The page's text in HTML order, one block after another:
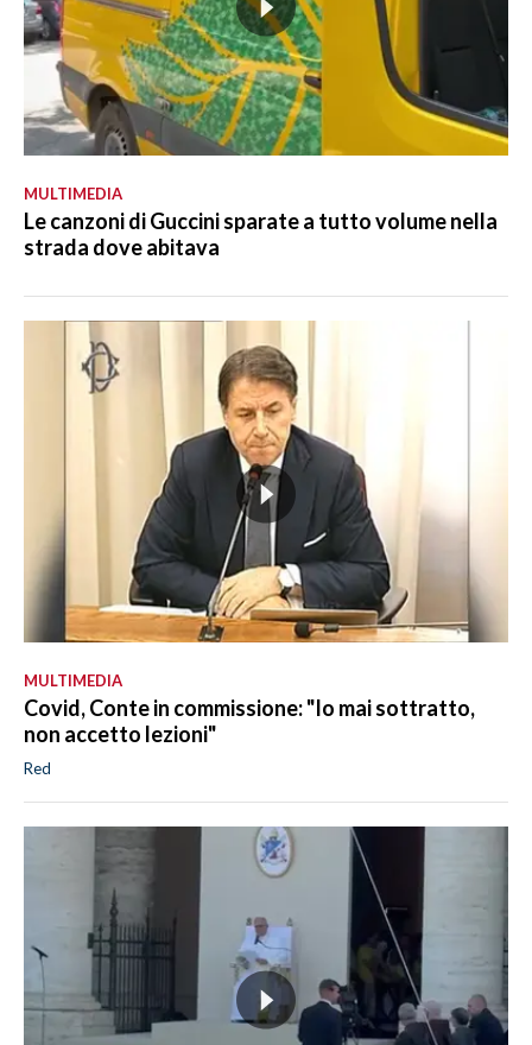
MULTIMEDIA
Le canzoni di Guccini sparate a tutto volume nella
strada dove abitava
MULTIMEDIA
Covid, Conte in commissione: "Io mai sottratto,
non accetto lezioni"
Red